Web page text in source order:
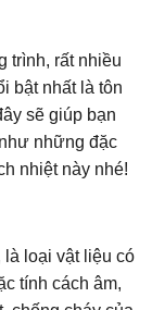
trình, rất nhiều
bật nhất là tôn
sẽ giúp bạn
những đặc
nhiệt này nhé!
là loại vật liệu có
tính cách âm,